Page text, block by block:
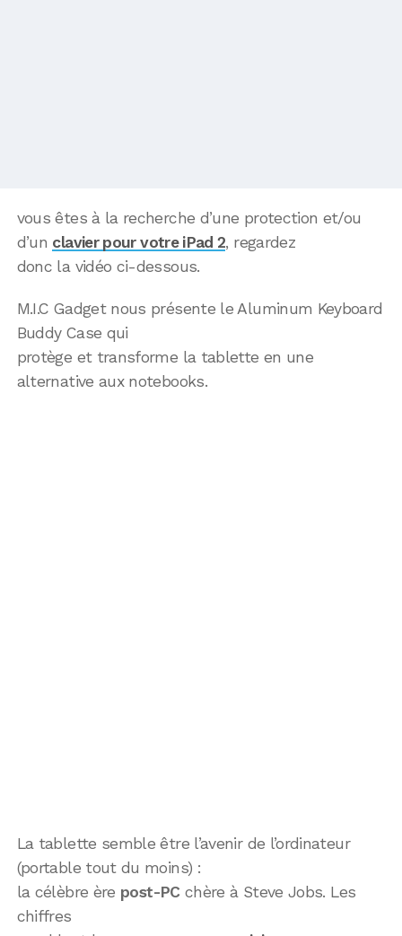
vous êtes à la recherche d’une protection et/ou
d’un clavier pour votre iPad 2, regardez
donc la vidéo ci-dessous.
M.I.C Gadget nous présente le Aluminum Keyboard
Buddy Case qui
protège et transforme la tablette en une
alternative aux notebooks.
La tablette semble être l’avenir de l’ordinateur
(portable tout du moins) :
la célèbre ère post-PC chère à Steve Jobs. Les
chiffres